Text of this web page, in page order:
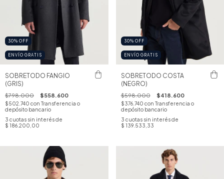
30% OFF
ENVÍO GRATIS
SOBRETODO FANGIO
(GRIS)
$798.000 $558.600
$502.740 con Transferencia o
depósito bancario
3 cuotas sin interés de
$ 186.200,00
30% OFF
ENVÍO GRATIS
SOBRETODO COSTA
(NEGRO)
$598.000 $418.600
$376.740 con Transferencia o
depósito bancario
3 cuotas sin interés de
$ 139.533,33